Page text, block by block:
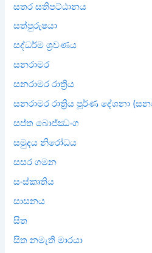
සතර සතිපට්ඨානය
සත්පුරුෂයා
සද්ධර්ම ශ්‍රවණය
සනරාමර
සනරාමර රාත්‍රිය
සනරාමර රාත්‍රිය පූර්ණ දේශනා
සප්ත බොජ්ඣංග
සමුදය නිරෝධය
සසර ගමන
සංස්කෘතිය
සාසනය
සිත
සිත නමැති මාරයා